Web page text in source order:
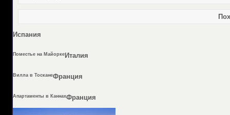
Испания
Поместье на МайоркеИталия
Вилла в ТосканеФранция
Апартаменты в КаннахФранция